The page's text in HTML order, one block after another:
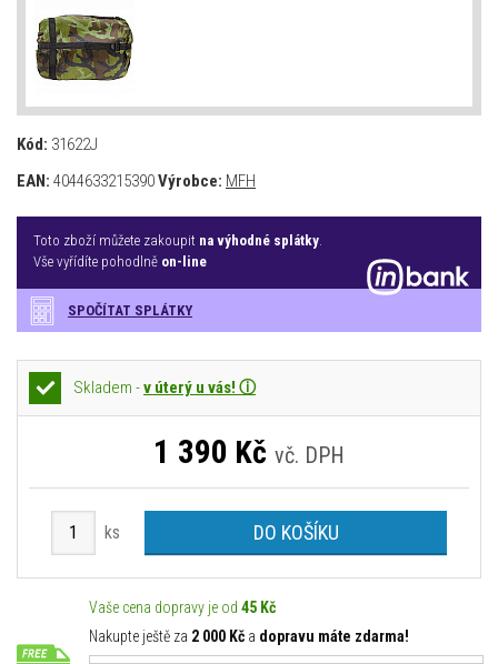
Kód: 31622J
EAN: 4044633215390Výrobce: MFH
Toto zboží můžete zakoupit na výhodné splátky.
Vše vyřídíte pohodlně on-line
SPOČÍTAT SPLÁTKY
Skladem -v úterý u vás! ⓘ
1 390 Kč vč. DPH
ks DO KOŠÍKU
Vaše cena dopravy je od 45 Kč
Nakupte ještě za 2 000 Kč a dopravu máte zdarma!